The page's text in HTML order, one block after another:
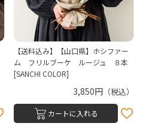
【送料込み】【山口県】ホシファー
ム フリルブーケ ルージュ ８本
[SANCHI COLOR]
3,850円 （税込）
カートに入れる